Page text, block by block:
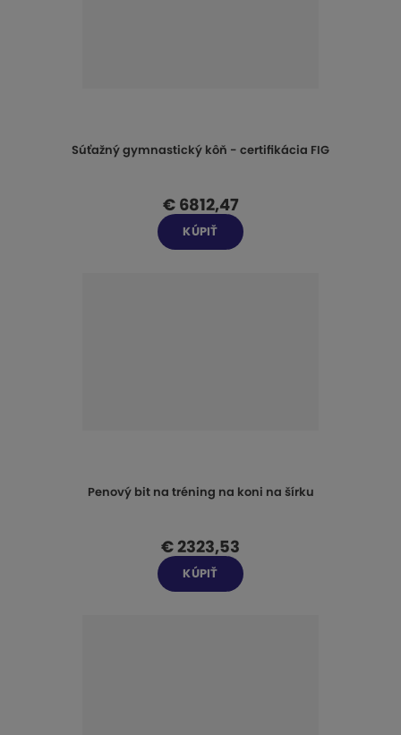
Súťažný gymnastický kôň - certifikácia FIG
€ 6812,47
KÚPIŤ
Penový bit na tréning na koni na šírku
€ 2323,53
KÚPIŤ